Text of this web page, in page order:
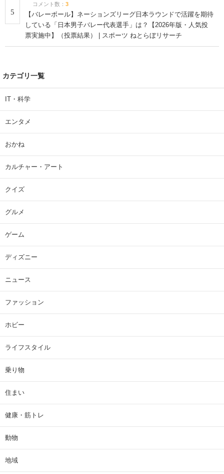
5
コメント数： 3
【バレーボール】ネーションズリーグ日本ラウンドで活躍を期待
している「日本男子バレー代表選手」は？【2026年版・人気投
票実施中】（投票結果） | スポーツ ねとらぼリサーチ
カテゴリ一覧
IT・科学
エンタメ
おかね
カルチャー・アート
クイズ
グルメ
ゲーム
ディズニー
ニュース
ファッション
ホビー
ライフスタイル
乗り物
住まい
健康・筋トレ
動物
地域